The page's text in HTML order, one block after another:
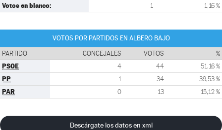
Votos en blanco: 1 1,16 %
VOTOS POR PARTIDOS EN ALBERO BAJO
PARTIDO CONCEJALES VOTOS %
PSOE 4 44 51,16 %
PP 1 34 39,53 %
PAR 0 13 15,12 %
Descárgate los datos en xml